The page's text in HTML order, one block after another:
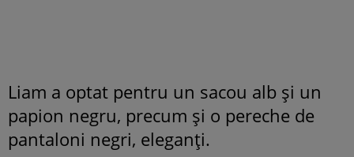
Liam a optat pentru un sacou alb și un
papion negru, precum și o pereche de
pantaloni negri, eleganți.